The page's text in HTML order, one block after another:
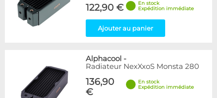
122,90 €
En stock
Expédition immédiate
Ajouter au panier
Alphacool -
Radiateur NexXxoS Monsta 280
136,90
€
En stock
Expédition immédiate